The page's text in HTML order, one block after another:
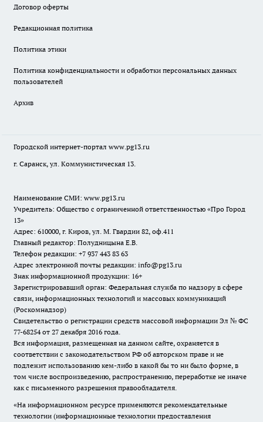
Договор оферты
Редакционная политика
Политика этики
Политика конфиденциальности и обработки персональных данных
пользователей
Архив
Городской интернет-портал www.pg13.ru
г. Саранск, ул. Коммунистическая 13.
Наименование СМИ: www.pg13.ru
Учредитель: Общество с ограниченной ответственностью «Про Город
13»
Адрес: 610000, г. Киров, ул. М. Гвардии 82, оф.411
Главный редактор: Полудницына Е.В.
Телефон редакции: +7 937 443 83 63
Адрес электронной почты редакции: info@pg13.ru
Знак информационной продукции: 16+
Зарегистрировавший орган: Федеральная служба по надзору в сфере
связи, информационных технологий и массовых коммуникаций
(Роскомнадзор)
Свидетельство о регистрации средств массовой информации Эл № ФС
77-68254 от 27 декабря 2016 года.
Вся информация, размещенная на данном сайте, охраняется в
соответствии с законодательством РФ об авторском праве и не
подлежит использованию кем-либо в какой бы то ни было форме, в
том числе воспроизведению, распространению, переработке не иначе
как с письменного разрешения правообладателя.
«На информационном ресурсе применяются рекомендательные
технологии (информационные технологии предоставления